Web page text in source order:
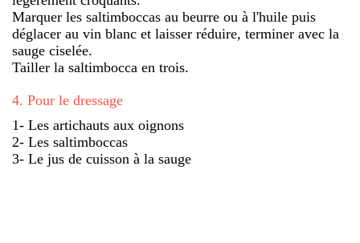
Marquer les saltimboccas au beurre ou à l'huile puis
déglacer au vin blanc et laisser réduire, terminer avec la
sauge ciselée.
Tailler la saltimbocca en trois.
4. Pour le dressage
1- Les artichauts aux oignons
2- Les saltimboccas
3- Le jus de cuisson à la sauge